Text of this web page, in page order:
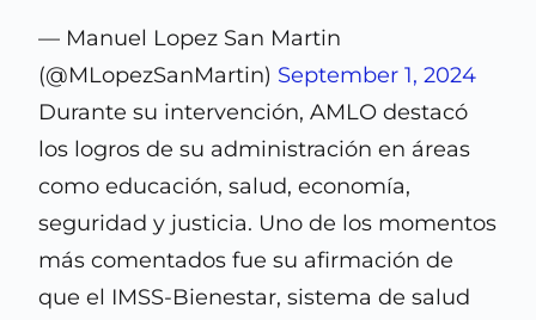
— Manuel Lopez San Martin
(@MLopezSanMartin) September 1, 2024
Durante su intervención, AMLO destacó
los logros de su administración en áreas
como educación, salud, economía,
seguridad y justicia. Uno de los momentos
más comentados fue su afirmación de
que el IMSS-Bienestar, sistema de salud